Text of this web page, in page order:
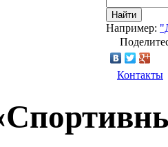
Найти
Например:
Контакты